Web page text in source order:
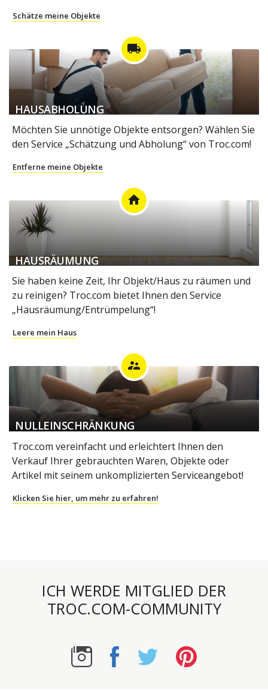
Schätze meine Objekte
local_shipping
HAUSABHOLUNG
Möchten Sie unnötige Objekte entsorgen? Wählen Sie
den Service „Schätzung und Abholung“ von Troc.com!
Entferne meine Objekte
home
HAUSRÄUMUNG
Sie haben keine Zeit, Ihr Objekt/Haus zu räumen und
zu reinigen? Troc.com bietet Ihnen den Service
„Hausräumung/Entrümpelung“!
Leere mein Haus
supervisor_account
NULLEINSCHRÄNKUNG
Troc.com vereinfacht und erleichtert Ihnen den
Verkauf Ihrer gebrauchten Waren, Objekte oder
Artikel mit seinem unkomplizierten Serviceangebot!
Klicken Sie hier, um mehr zu erfahren!
ICH WERDE MITGLIED DER
TROC.COM-COMMUNITY